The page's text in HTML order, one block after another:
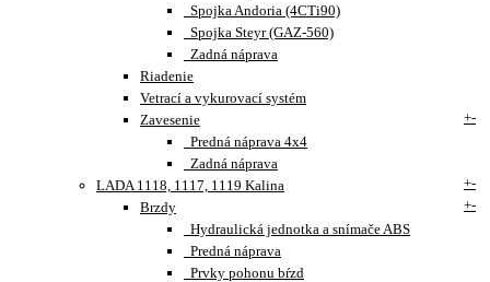
Spojka Andoria (4CTi90)
Spojka Steyr (GAZ-560)
Zadná náprava
Riadenie
Vetrací a vykurovací systém
Zavesenie
+-
Predná náprava 4x4
Zadná náprava
LADA 1118, 1117, 1119 Kalina
+-
Brzdy
+-
Hydraulická jednotka a snímače ABS
Predná náprava
Prvky pohonu bŕzd